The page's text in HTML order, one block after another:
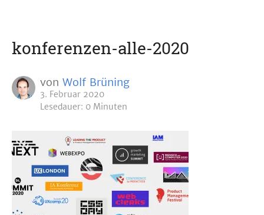
konferenzen-alle-2020
von Wolf Brüning
3. Februar 2020
Lesedauer: 0 Minuten